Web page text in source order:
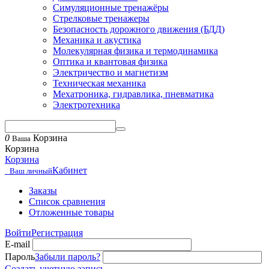
Симуляционные тренажёры
Стрелковые тренажеры
Безопасность дорожного движения (БДД)
Механика и акустика
Молекулярная физика и термодинамика
Оптика и квантовая физика
Электричество и магнетизм
Техническая механика
Мехатроника, гидравлика, пневматика
Электротехника
0 Ваша Корзина
Корзина
Корзина
Ваш личныйКабинет
Заказы
Список сравнения
Отложенные товары
ВойтиРегистрация
E-mail
ПарольЗабыли пароль?